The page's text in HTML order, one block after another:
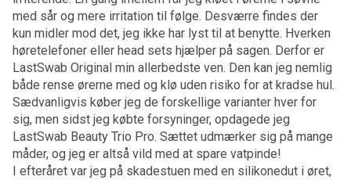
med sår og mere irritation til følge. Desværre findes der
kun midler mod det, jeg ikke har lyst til at benytte. Hverken
høretelefoner eller head sets hjælper på sagen. Derfor er
LastSwab Original min allerbedste ven. Den kan jeg nemlig
både rense ørerne med og klø uden risiko for at kradse hul.
Sædvanligvis køber jeg de forskellige varianter hver for
sig, men sidst jeg købte forsyninger, opdagede jeg
LastSwab Beauty Trio Pro. Sættet udmærker sig på mange
måder, og jeg er altså vild med at spare vatpinde!
I efteråret var jeg på skadestuen med en silikonedut i øret,